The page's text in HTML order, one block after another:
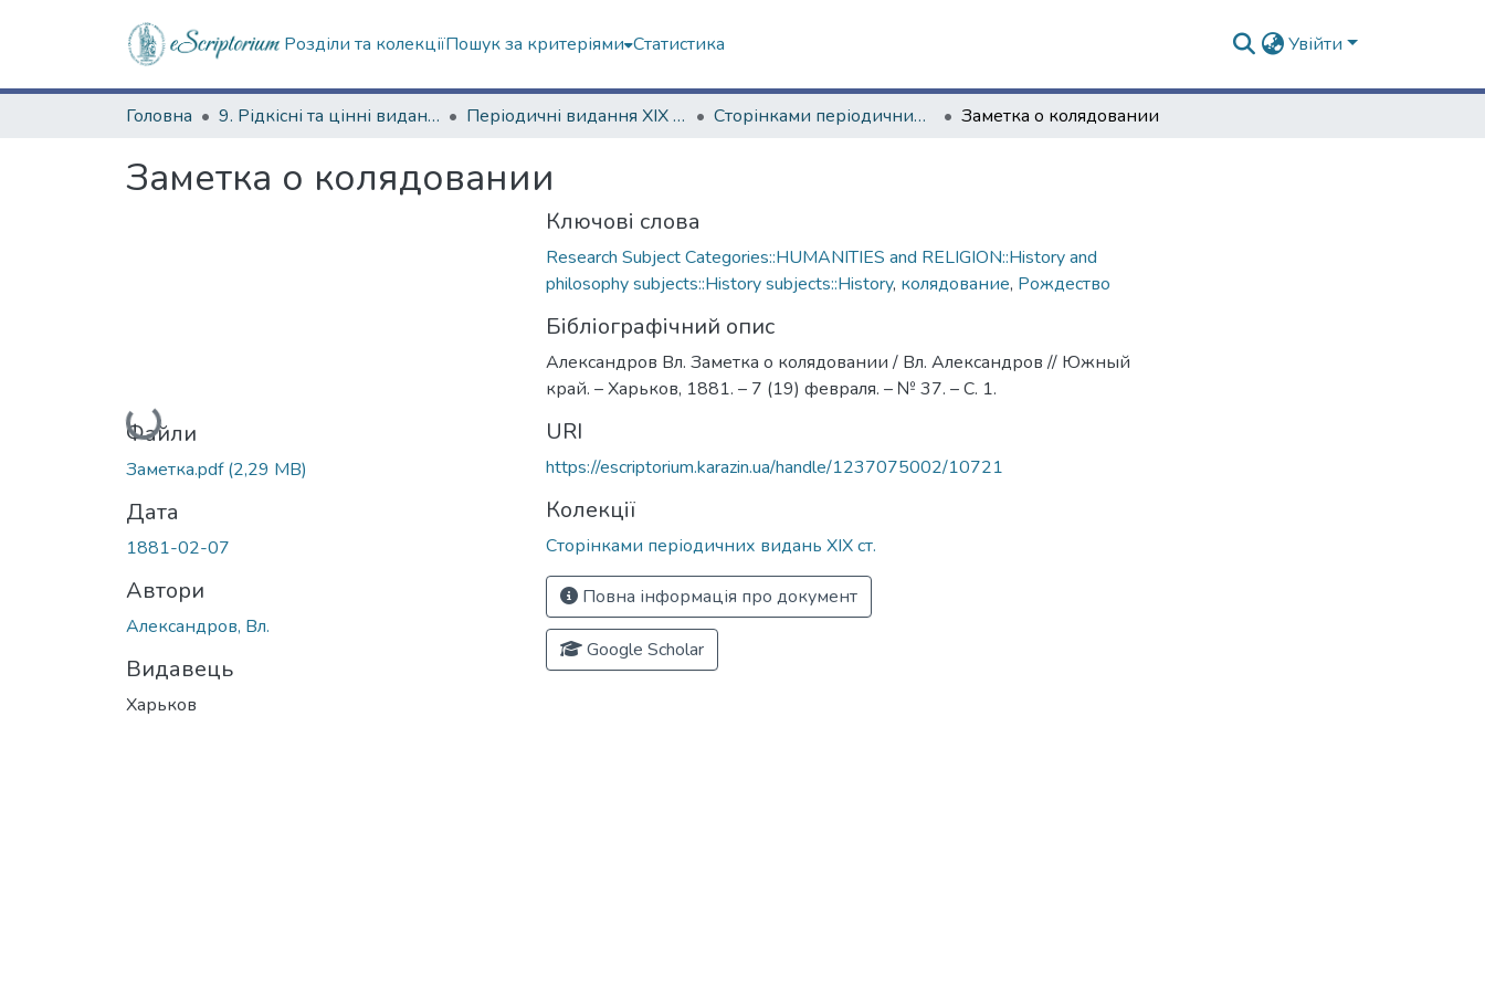
Розділи та колекціїПошук за критеріями Статистика Увійти
Головна 9. Рідкісні та цінні видання Періодичні видання ХІХ ст. Сторінками періодичних видань ХІХ ст. Заметка о колядовании
Заметка о колядовании
Вантажиться...
Файли
Заметка.pdf(2,29 MB)
Дата
1881-02-07
Автори
Александров, Вл.
Видавець
Харьков
Ключові слова
Research Subject Categories::HUMANITIES and RELIGION::History and
philosophy subjects::History subjects::History, колядование, Рождество
Бібліографічний опис
Александров Вл. Заметка о колядовании / Вл. Александров // Южный
край. – Харьков, 1881. – 7 (19) февраля. – № 37. – С. 1.
URI
https://escriptorium.karazin.ua/handle/1237075002/10721
Колекції
Сторінками періодичних видань ХІХ ст.
Повна інформація про документ
Google Scholar